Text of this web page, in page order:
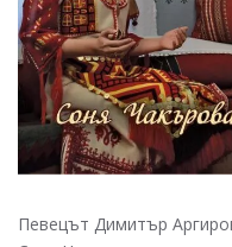
Певецът Димитър